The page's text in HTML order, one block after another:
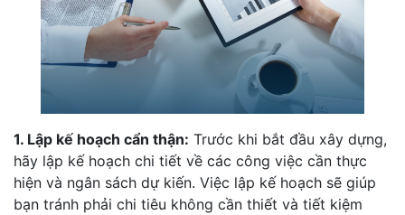
1. Lập kế hoạch cẩn thận: Trước khi bắt đầu xây dựng,
hãy lập kế hoạch chi tiết về các công việc cần thực
hiện và ngân sách dự kiến. Việc lập kế hoạch sẽ giúp
bạn tránh phải chi tiêu không cần thiết và tiết kiệm